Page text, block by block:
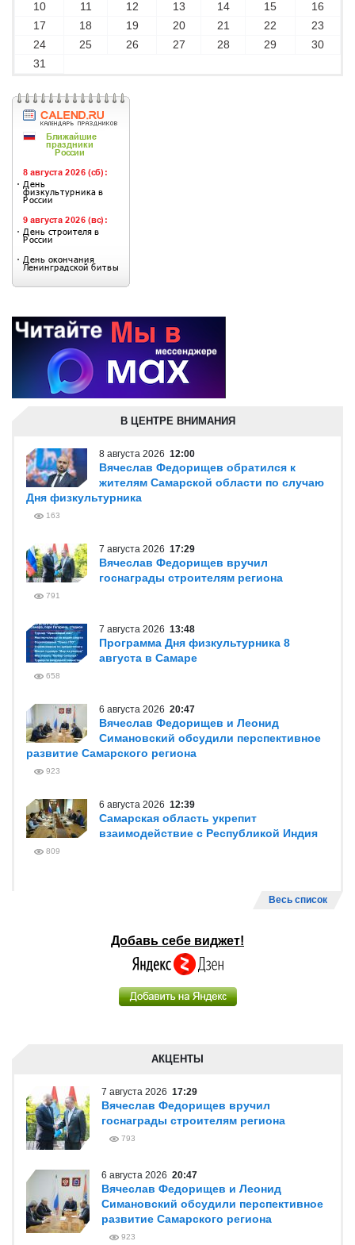
10 11 12 13 14 15
16
17
18 19 20 21 22
23
24
25 26 27 28 29
30
31
В ЦЕНТРЕ ВНИМАНИЯ
8 августа 2026 12:00
Вячеслав Федорищев обратился к
жителям Самарской области по случаю
Дня физкультурника
163
7 августа 2026 17:29
Вячеслав Федорищев вручил
госнаграды строителям региона
791
7 августа 2026 13:48
Программа Дня физкультурника 8
августа в Самаре
658
6 августа 2026 20:47
Вячеслав Федорищев и Леонид
Симановский обсудили перспективное
развитие Самарского региона
923
6 августа 2026 12:39
Самарская область укрепит
взаимодействие с Республикой Индия
809
Весь список
Добавь себе виджет!
АКЦЕНТЫ
7 августа 2026 17:29
Вячеслав Федорищев вручил
госнаграды строителям региона
793
6 августа 2026 20:47
Вячеслав Федорищев и Леонид
Симановский обсудили перспективное
развитие Самарского региона
923